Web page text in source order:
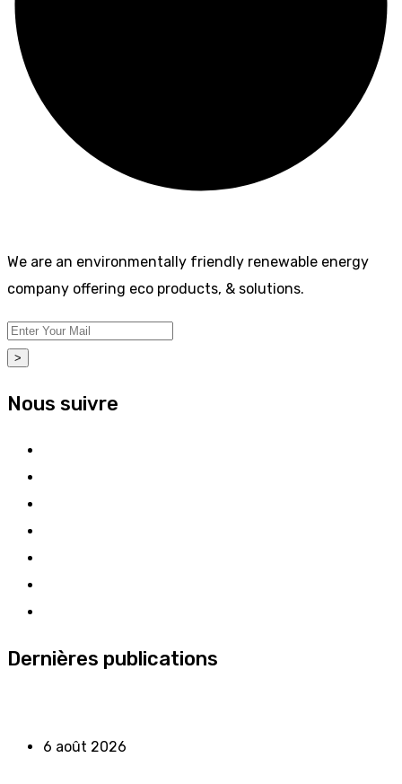
We are an environmentally friendly renewable energy
company offering eco products, & solutions.
>
Nous suivre
Dernières publications
6 août 2026